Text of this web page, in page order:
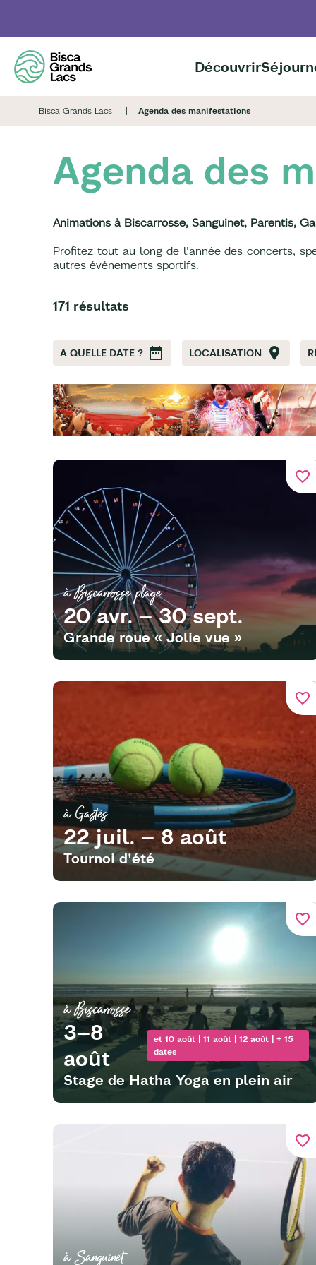
contenu
principal
Découvrir
Bisca Grands Lacs Agenda des manifestations
Agenda des
Animations à Biscarrosse, Sanguinet, Parentis,
Profitez tout au long de l'année des concerts,
autres événements sportifs.
171 résultats
A QUELLE DATE ? LOCALISATION
favorite_border
à Biscarrosse plage
20 avr. – 30 sept.
Grande roue « Jolie vue »
favorite_border
à Gastes
22 juil. – 8 août
Tournoi d'été
favorite_border
à Biscarrosse
3–8
août
et 10 août | 11 août | 12 août | + 15
dates
Stage de Hatha Yoga en plein air
favorite_border
à Sanguinet